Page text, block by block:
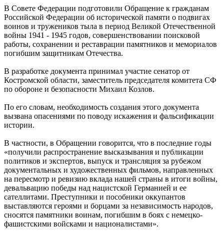
В Совете Федерации подготовили Обращение к гражданам
Российской Федерации об исторической памяти о подвигах
воинов и тружеников тыла в период Великой Отечественной
войны 1941 - 1945 годов, совершенствовании поисковой
работы, сохранении и реставрации памятников и мемориалов
погибшим защитникам Отечества.
В разработке документа принимал участие сенатор от
Костромской области, заместитель председателя комитета СФ
по обороне и безопасности Михаил Козлов.
По его словам, необходимость создания этого документа
вызвана опасениями по поводу искажения и фальсификации
истории.
В частности, в Обращении говорится, что в последние годы
«получили распространение высказывания и публикации
политиков и экспертов, выпуск и трансляция за рубежом
документальных и художественных фильмов, направленных
на пересмотр и ревизию вклада нашей страны в итоги войны,
девальвацию победы над нацистской Германией и ее
сателлитами. Преступники и пособники оккупантов
выставляются героями и борцами за независимость народов,
сносятся памятники воинам, погибшим в боях с немецко-
фашистскими войсками и националистами».